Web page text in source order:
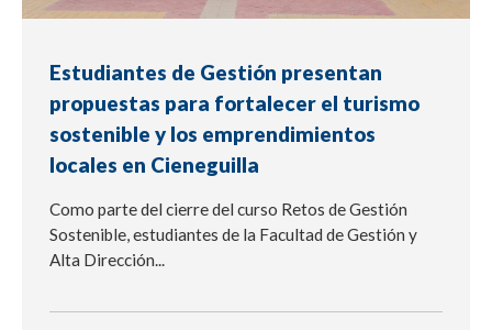
Estudiantes de Gestión presentan
propuestas para fortalecer el turismo
sostenible y los emprendimientos
locales en Cieneguilla
Como parte del cierre del curso Retos de Gestión
Sostenible, estudiantes de la Facultad de Gestión y
Alta Dirección...